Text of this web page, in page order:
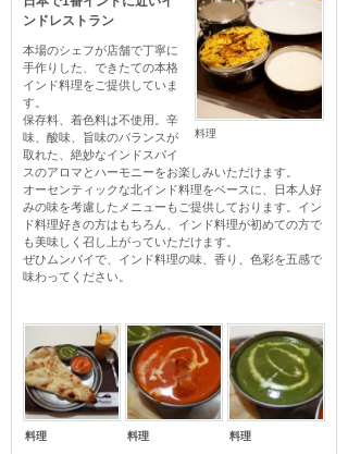
料理
ンドレストラン
本場のシェフが店舗で丁寧に
手作りした、できたての本格
インド料理をご提供していま
す。
保存料、着色料は不使用。辛
味、酸味、旨味のバランスが
取れた、絶妙なインドスパイ
スのアロマとハーモニーをお楽しみいただけます。
オーセンティックな北インド料理をベースに、日本人好
みの味を考慮したメニューもご提供しております。イン
ド料理好きの方はもちろん、インド料理が初めての方で
も美味しく召し上がっていただけます。
ぜひムンバイで、インド料理の味、香り、色彩を五感で
味わってください。
料理 料理 料理